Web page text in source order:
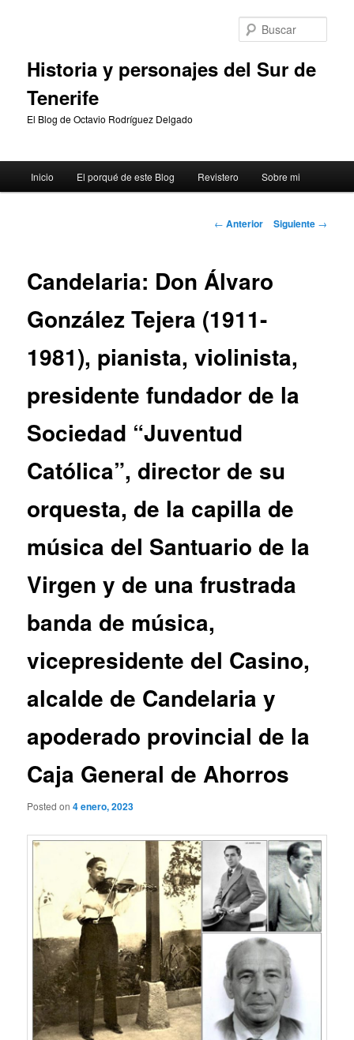
Historia y personajes del Sur de
Tenerife
El Blog de Octavio Rodríguez Delgado
principal
Inicio El porqué de este Blog Revistero Sobre mi
Navegación
← Anterior Siguiente →
Candelaria: Don Álvaro
González Tejera (1911-
1981), pianista, violinista,
presidente fundador de la
Sociedad “Juventud
Católica”, director de su
orquesta, de la capilla de
música del Santuario de la
Virgen y de una frustrada
banda de música,
vicepresidente del Casino,
alcalde de Candelaria y
apoderado provincial de la
Caja General de Ahorros
Posted on4 enero, 2023